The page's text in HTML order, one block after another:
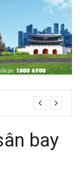
bay